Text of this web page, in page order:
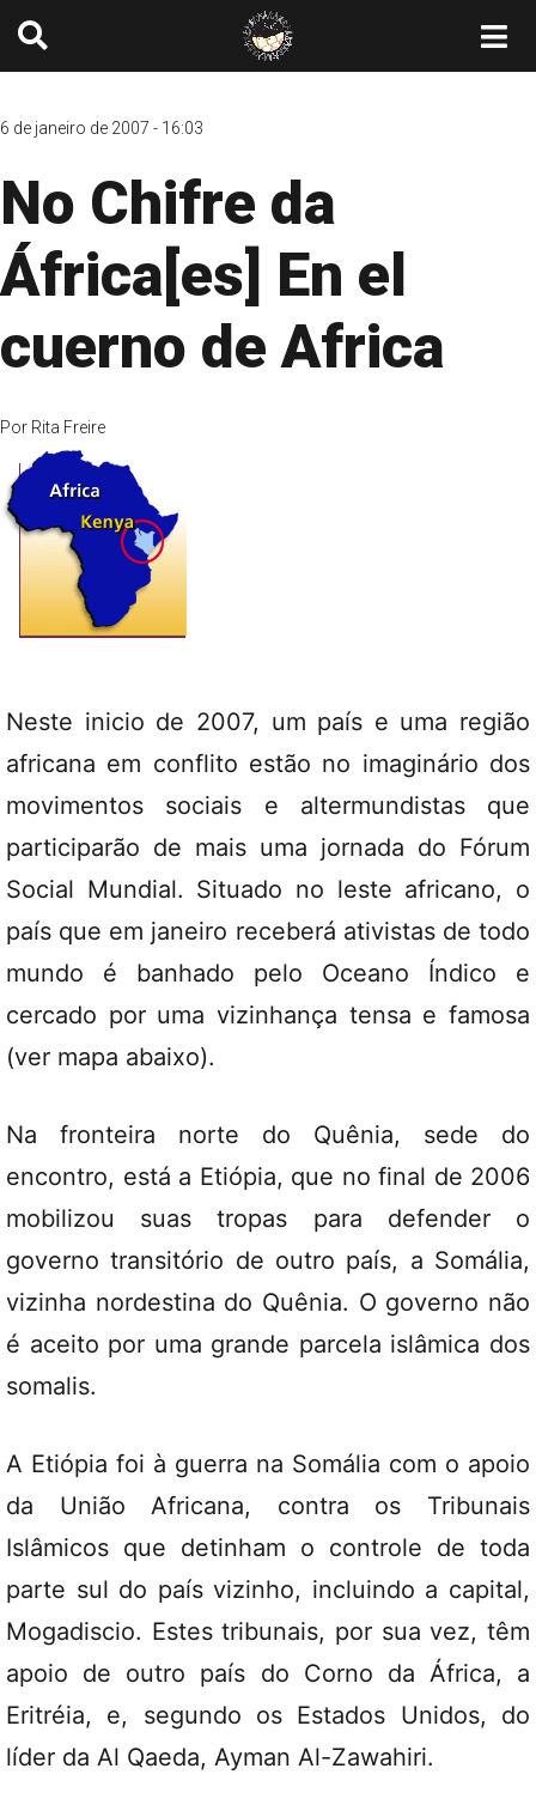
6 de janeiro de 2007 - 16:03
No Chifre da
África[es] En el
cuerno de Africa
Por Rita Freire
Neste inicio de 2007, um país e uma região
africana em conflito estão no imaginário dos
movimentos sociais e altermundistas que
participarão de mais uma jornada do Fórum
Social Mundial. Situado no leste africano, o
país que em janeiro receberá ativistas de todo
mundo é banhado pelo Oceano Índico e
cercado por uma vizinhança tensa e famosa
(ver mapa abaixo).
Na fronteira norte do Quênia, sede do
encontro, está a Etiópia, que no final de 2006
mobilizou suas tropas para defender o
governo transitório de outro país, a Somália,
vizinha nordestina do Quênia. O governo não
é aceito por uma grande parcela islâmica dos
somalis.
A Etiópia foi à guerra na Somália com o apoio
da União Africana, contra os Tribunais
Islâmicos que detinham o controle de toda
parte sul do país vizinho, incluindo a capital,
Mogadiscio. Estes tribunais, por sua vez, têm
apoio de outro país do Corno da África, a
Eritréia, e, segundo os Estados Unidos, do
líder da Al Qaeda, Ayman Al-Zawahiri.